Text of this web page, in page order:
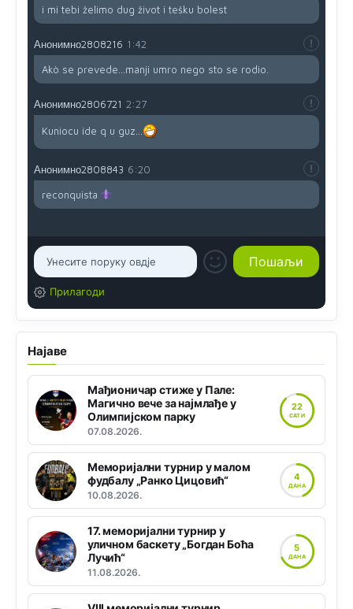
i mi tebi želimo dug život i tešku bolest
Анонимно2808216 1:42
Akò se prevede...manji umro nego sto se rodio.
Анонимно2806721 2:27
Kuniocu ide q u guz...
Анонимно2808843 6:20
reconquista
Прилагоди
Најаве
Мађионичар стиже у Пале:
Магично вече за најмлађе у
Олимпијском парку
07.08.2026.
22
САТИ
Меморијални турнир у малом
фудбалу „Ранко Цицовић“
10.08.2026.
4
ДАНА
17. меморијални турнир у
уличном баскету „Богдан Боћа
Лучић“
11.08.2026.
5
ДАНА